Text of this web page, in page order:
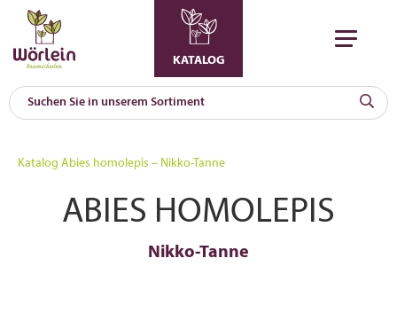
KATALOG
Katalog Abies homolepis – Nikko-Tanne
ABIES HOMOLEPIS
Nikko-Tanne